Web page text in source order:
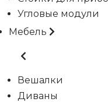
Угловые модули
Мебель
Вешалки
Диваны